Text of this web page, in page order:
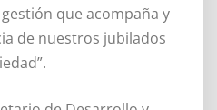
que acompaña y
de nuestros jubilados